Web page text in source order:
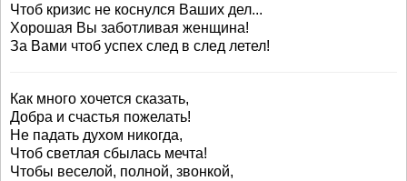
Чтоб кризис не коснулся Ваших дел...
Хорошая Вы заботливая женщина!
За Вами чтоб успех след в след летел!
Как много хочется сказать,
Добра и счастья пожелать!
Не падать духом никогда,
Чтоб светлая сбылась мечта!
Чтобы веселой, полной, звонкой,